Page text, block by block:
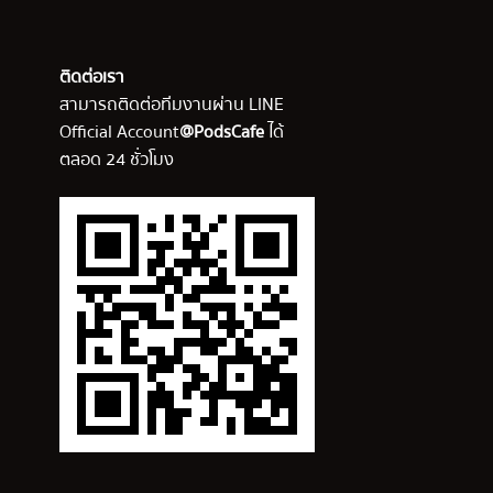
ติดต่อเรา
สามารถติดต่อทีมงานผ่าน LINE
Official Account@PodsCafeได้
ตลอด 24 ชั่วโมง